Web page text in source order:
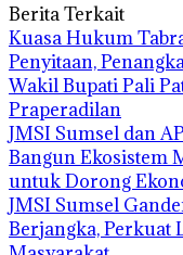
Berita Terkait
‎Kuasa Hukum
Penyitaan,
Wakil Bupati Pali
Praperadilan
JMSI Sumsel dan
Bangun Ekosistem
untuk Dorong
JMSI Sumsel
Berjangka, Perkuat